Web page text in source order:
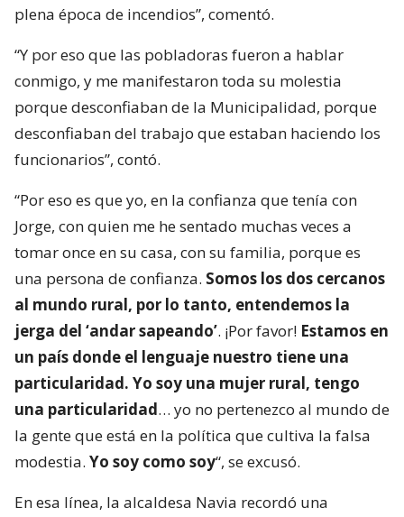
plena época de incendios”, comentó.
“Y por eso que las pobladoras fueron a hablar
conmigo, y me manifestaron toda su molestia
porque desconfiaban de la Municipalidad, porque
desconfiaban del trabajo que estaban haciendo los
funcionarios”, contó.
“Por eso es que yo, en la confianza que tenía con
Jorge, con quien me he sentado muchas veces a
tomar once en su casa, con su familia, porque es
una persona de confianza. Somos los dos cercanos
al mundo rural, por lo tanto, entendemos la
jerga del ‘andar sapeando’. ¡Por favor! Estamos en
un país donde el lenguaje nuestro tiene una
particularidad. Yo soy una mujer rural, tengo
una particularidad… yo no pertenezco al mundo de
la gente que está en la política que cultiva la falsa
modestia. Yo soy como soy“, se excusó.
En esa línea, la alcaldesa Navia recordó una